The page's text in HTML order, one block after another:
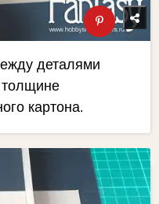
деталями
картона.